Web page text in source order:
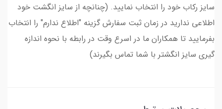
سایز رکاب خود را انتخاب نمایید. (چنانچه از سایز انگشت خود
اطلاعی ندارید در زمان ثبت سفارش گزینه "اطلاع ندارم" را انتخاب
بفرمایید تا همکاران ما در اسرع وقت در رابطه با نحوه اندازه
گیری سایز انگشتر با شما تماس بگیرند)